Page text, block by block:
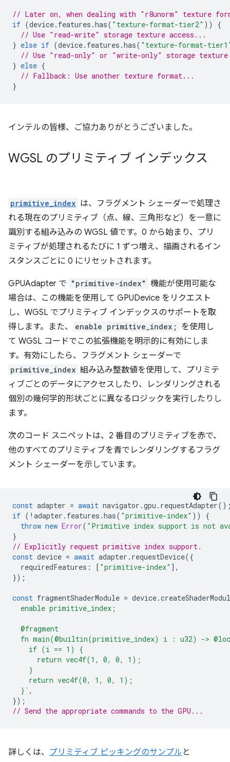
// Later on, when dealing with "r8unorm" texture
if (device. features .has( "texture-format-tier2" ))
{
// Use "read-write" storage texture access...
} else if (device. features .has( "texture-format-
// Use "read-only" or "write-only" storage
} else {
// Fallback: Use another texture format...
}
インテルの皆様、ご協力ありがとうございました。
WGSL のプリミティブ インデックス
primitive_index は、フラグメント シェーダーで処理さ
れる現在のプリミティブ（点、線、三角形など）を一意に
識別する組み込みの WGSL 値です。0 から始まり、プリ
ミティブが処理されるたびに 1 ずつ増え、描画されるイン
スタンスごとに 0 にリセットされます。
GPUAdapter で "primitive-index" 機能が使用可能な
場合は、この機能を使用して GPUDevice をリクエスト
し、WGSL でプリミティブ インデックスのサポートを取
得します。また、
enable primitive_index;
を使用し
て WGSL コードでこの拡張機能を明示的に有効にしま
す。有効にしたら、フラグメント シェーダーで
primitive_index 組み込み整数値を使用して、プリミテ
ィブごとのデータにアクセスしたり、レンダリングされる
個別の幾何学的形状ごとに異なるロジックを実行したりし
ます。
次のコード スニペットは、2 番目のプリミティブを赤で、
他のすべてのプリミティブを青でレンダリングするフラグ
メント シェーダーを示しています。
const adapter = await navigator .gpu . requestAdapter
if ( ! adapter . features .has( "primitive-index" ))
{
throw new Error( "Primitive index support is not
}
// Explicitly request primitive index support.
const device = await adapter . requestDevice({
requiredFeatures : [ "primitive-index" ],
});
const fragmentShaderModule = device.
  enable primitive_index;
  @fragment
fn main(@builtin(primitive_index) i : u32) ->
    if (i == 1) {
      return vec4f(1, 0, 0, 1);
    }
    return vec4f(0, 1, 0, 1);
  }`
,
});
// Send the appropriate commands to the GPU...
詳しくは、 プリミティブ ピッキングのサンプル と